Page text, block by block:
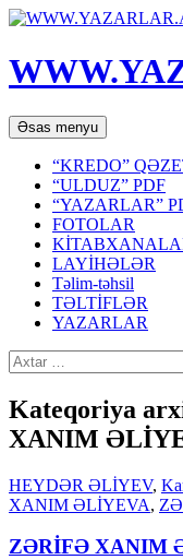
Axtar
Əsas menyu
keç
“KREDO”
“ULDUZ” PDF
“YAZARLAR”
FOTOLAR
LAYİHƏLƏR
Təlim-təhsil
TƏLTİFLƏR
YAZARLAR
Axtarış:
Kateqoriya
XANIM
HEYDƏR ƏLİYEV,
XANIM ƏLİYEVA,
ZƏRİFƏ XANIM